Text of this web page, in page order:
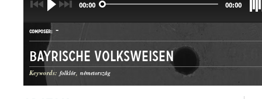
00:00 00:00
COMPOSER: -
Bayrische Volksweisen
Keywords: folklór németország